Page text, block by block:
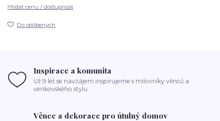
Hlídat cenu / dostupnost
Do oblíbených
Inspirace a komunita
Už 9 let se navzájem inspirujeme s milovníky věnců a
venkovského stylu.
Věnce a dekorace pro útulný domov